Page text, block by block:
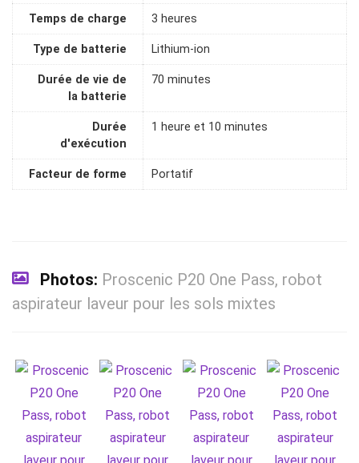
Temps de charge 3 heures
Type de batterie Lithium-ion
Durée de vie de
la batterie
70 minutes
Durée
d'exécution
1 heure et 10 minutes
Facteur de forme Portatif
Photos: Proscenic P20 One Pass, robot
aspirateur laveur pour les sols mixtes